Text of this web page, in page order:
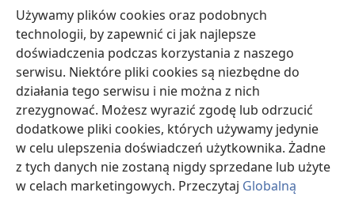
Używamy plików cookies oraz podobnych
technologii, by zapewnić ci jak najlepsze
doświadczenia podczas korzystania z naszego
serwisu. Niektóre pliki cookies są niezbędne do
działania tego serwisu i nie można z nich
zrezygnować. Możesz wyrazić zgodę lub odrzucić
dodatkowe pliki cookies, których używamy jedynie
w celu ulepszenia doświadczeń użytkownika. Żadne
z tych danych nie zostaną nigdy sprzedane lub użyte
w celach marketingowych. Przeczytaj Globalną
Darowizny
(opens
new
window)BIBLIOTEKA INTERNETOWA Strażnicy
(opens
new
window)JW Hub
(opens
new
window)JW Library
Watchtower Library